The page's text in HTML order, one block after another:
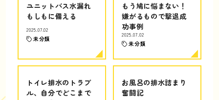
ユニットバス水漏れ
もしもに備える
2025.07.02
未分類
もう鳩に悩まない！
嫌がるもので撃退成
功事例
2025.07.02
未分類
トイレ排水のトラブ
ル、自分でどこまで
お風呂の排水詰まり
奮闘記